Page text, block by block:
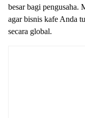
besar bagi pengusaha.
agar bisnis kafe Anda
secara global.